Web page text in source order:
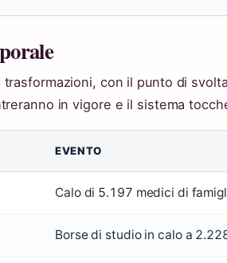
trasformazioni, con il punto di
in vigore e il sistema
EVENTO
Calo di 5.197 medici di
Borse di studio in calo a